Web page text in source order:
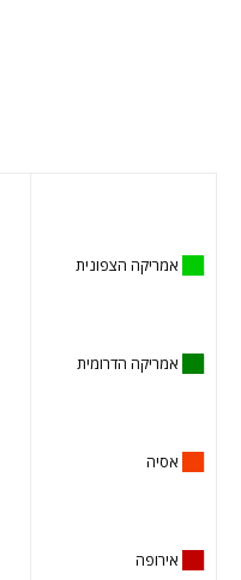
אמריקה הצפונית
אמריקה הדרומית
אסיה
אירופה